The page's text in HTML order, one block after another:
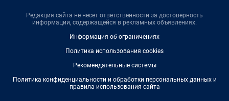
Редакция сайта не несет ответственности за достоверность
информации, содержащейся в рекламных объявлениях.
Информация об ограничениях
Политика использования cookies
Рекомендательные системы
Политика конфиденциальности и обработки персональных данных и
правила использования сайта